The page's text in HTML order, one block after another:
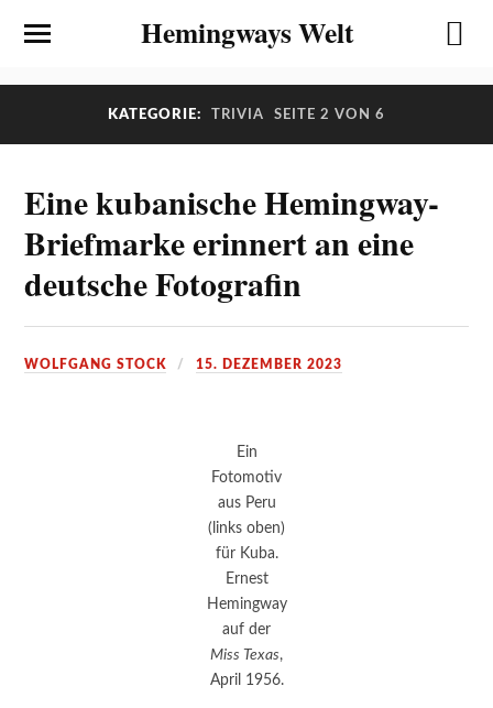
Hemingways Welt
KATEGORIE: TRIVIA SEITE 2 VON 6
Eine kubanische Hemingway-
Briefmarke erinnert an eine
deutsche Fotografin
WOLFGANG STOCK 15. DEZEMBER 2023
Ein
Fotomotiv
aus Peru
(links oben)
für Kuba.
Ernest
Hemingway
auf der
Miss Texas,
April 1956.